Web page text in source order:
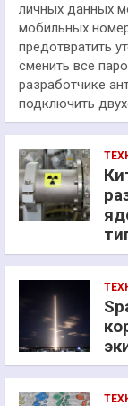
личных данных
мобильных
предотвратить
сменить все
разработчике
подключить